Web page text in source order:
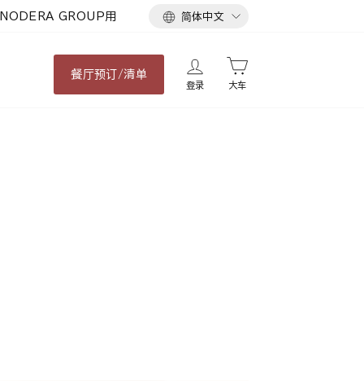
GROUP用
语
简体中文
餐厅预订/清单
登录 大车